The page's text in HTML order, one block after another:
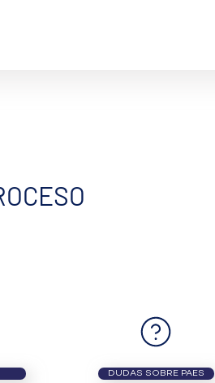
DUDAS SOBRE PAES